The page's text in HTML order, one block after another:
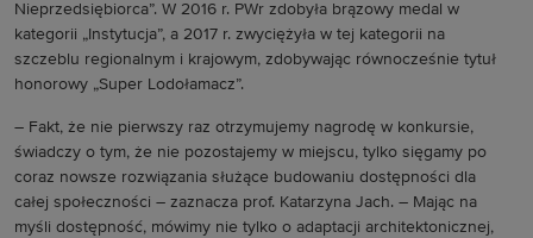
Nieprzedsiębiorca”. W 2016 r. PWr zdobyła brązowy medal w
kategorii „Instytucja”, a 2017 r. zwyciężyła w tej kategorii na
szczeblu regionalnym i krajowym, zdobywając równocześnie tytuł
honorowy „Super Lodołamacz”.
– Fakt, że nie pierwszy raz otrzymujemy nagrodę w konkursie,
świadczy o tym, że nie pozostajemy w miejscu, tylko sięgamy po
coraz nowsze rozwiązania służące budowaniu dostępności dla
całej społeczności – zaznacza prof. Katarzyna Jach. – Mając na
myśli dostępność, mówimy nie tylko o adaptacji architektonicznej,